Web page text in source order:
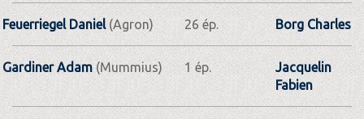
Feuerriegel Daniel(Agron) 26 ép. Borg Charles
Gardiner Adam (Mummius) 1 ép.
Jacquelin
Fabien